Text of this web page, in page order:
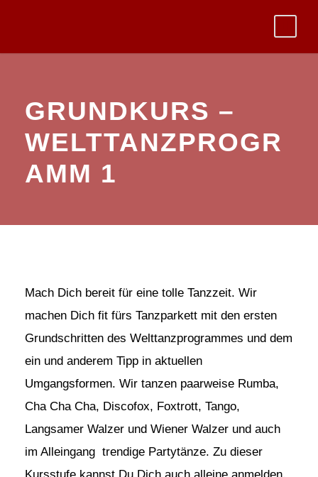
GRUNDKURS –
WELTTANZPROGR
AMM 1
Mach Dich bereit für eine tolle Tanzzeit. Wir
machen Dich fit fürs Tanzparkett mit den ersten
Grundschritten des Welttanzprogrammes und dem
ein und anderem Tipp in aktuellen
Umgangsformen. Wir tanzen paarweise Rumba,
Cha Cha Cha, Discofox, Foxtrott, Tango,
Langsamer Walzer und Wiener Walzer und auch
im Alleingang trendige Partytänze. Zu dieser